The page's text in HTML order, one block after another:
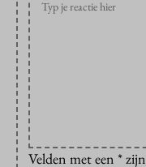
Velden met een *